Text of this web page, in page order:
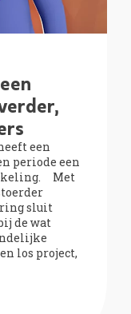
een
periode een
Met
sluit
de wat
los project,